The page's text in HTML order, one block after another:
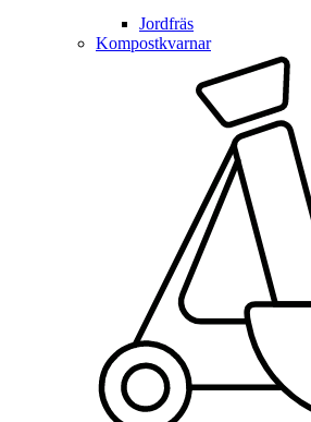
Jordfräs
Kompostkvarnar